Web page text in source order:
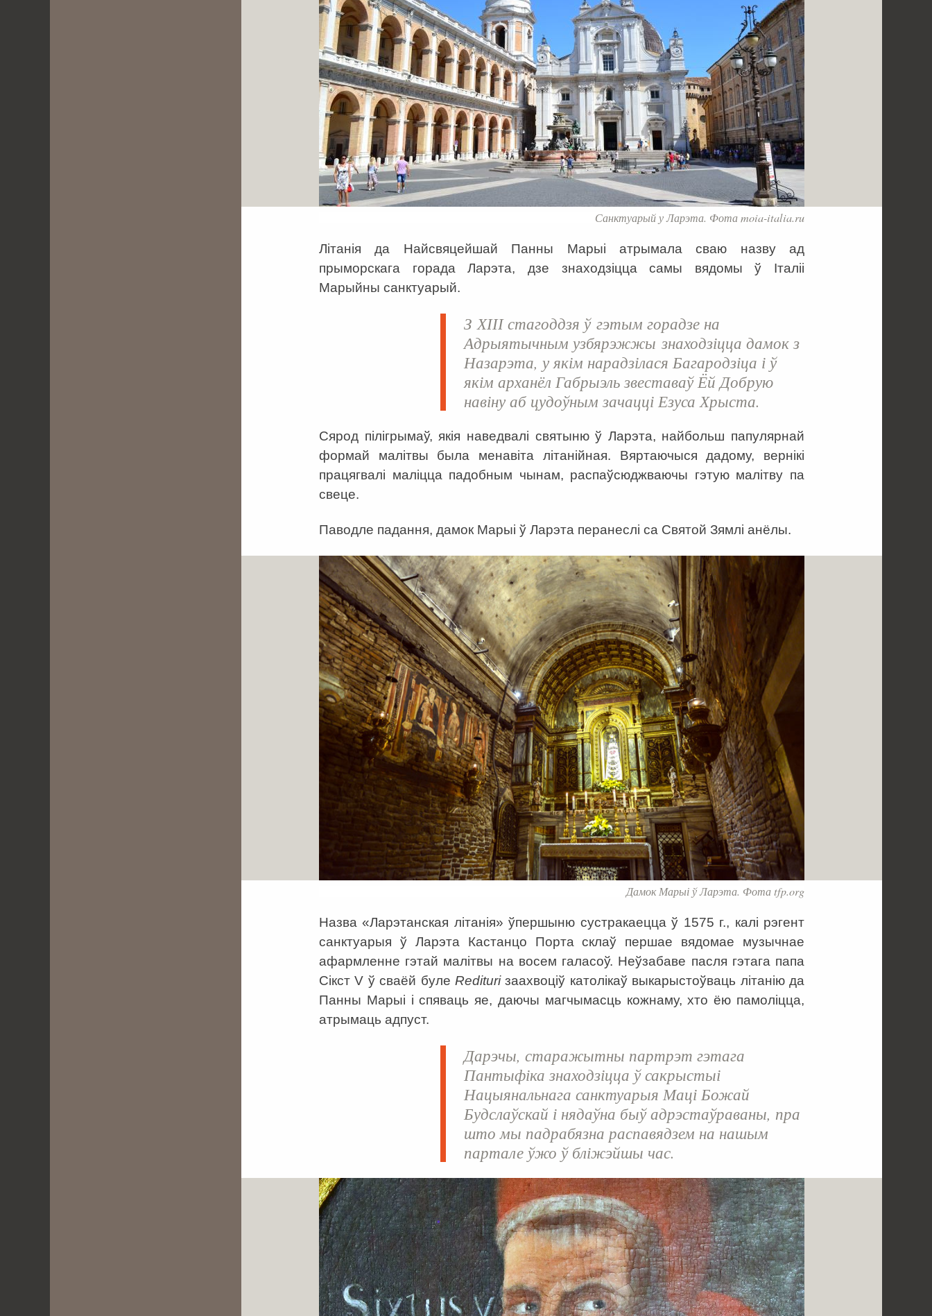
Санктуарый у Ларэта. Фота moia-italia.ru
Літанія да Найсвяцейшай Панны Марыі атрымала сваю назву ад
прыморскага горада Ларэта, дзе знаходзіцца самы вядомы ў Італіі
Марыйны санктуарый.
З ХІІІ стагоддзя ў гэтым горадзе на
Адрыятычным узбярэжжы знаходзіцца дамок з
Назарэта, у якім нарадзілася Багародзіца і ў
якім арханёл Габрыэль звеставаў Ёй Добрую
навіну аб цудоўным зачацці Езуса Хрыста.
Сярод пілігрымаў, якія наведвалі святыню ў Ларэта, найбольш папулярнай
формай малітвы была менавіта літанійная. Вяртаючыся дадому, вернікі
працягвалі маліцца падобным чынам, распаўсюджваючы гэтую малітву па
свеце.
Паводле падання, дамок Марыі ў Ларэта перанеслі са Святой Зямлі анёлы.
Дамок Марыі ў Ларэта. Фота tfp.org
Назва «Ларэтанская літанія» ўпершыню сустракаецца ў 1575 г., калі рэгент
санктуарыя ў Ларэта Кастанцо Порта склаў першае вядомае музычнае
афармленне гэтай малітвы на восем галасоў. Неўзабаве пасля гэтага папа
Сікст V ў сваёй буле Redituriзаахвоціў католікаў выкарыстоўваць літанію да
Панны Марыі і спяваць яе, даючы магчымасць кожнаму, хто ёю памоліцца,
атрымаць адпуст.
Дарэчы, старажытны партрэт гэтага
Пантыфіка знаходзіцца ў сакрыстыі
Нацыянальнага санктуарыя Маці Божай
Будслаўскай і нядаўна быў адрэстаўраваны, пра
што мы падрабязна распавядзем на нашым
партале ўжо ў бліжэйшы час.